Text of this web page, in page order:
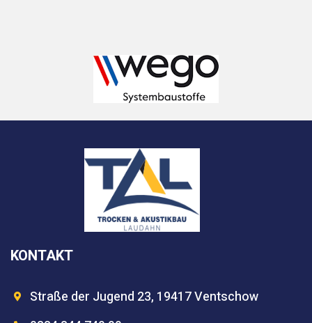
KONTAKT
Straße der Jugend 23, 19417 Ventschow